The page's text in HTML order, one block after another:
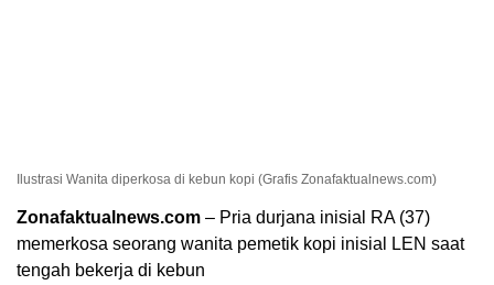
Ilustrasi Wanita diperkosa di kebun kopi (Grafis Zonafaktualnews.com)
Zonafaktualnews.com – Pria durjana inisial RA (37)
memerkosa seorang wanita pemetik kopi inisial LEN saat
tengah bekerja di kebun